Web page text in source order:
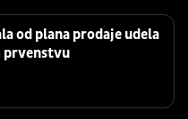
od plana prodaje udela
prvenstvu